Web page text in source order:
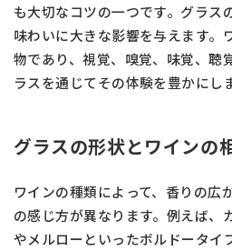
も大切なコツの一つです。グラス
味わいに大きな影響を与えます。
物であり、視覚、嗅覚、味覚、聴
ラスを通じてその体験を豊かにし
グラスの形状とワインの
ワインの種類によって、香りの広
の感じ方が異なります。例えば、
やメルローといったボルドータイ